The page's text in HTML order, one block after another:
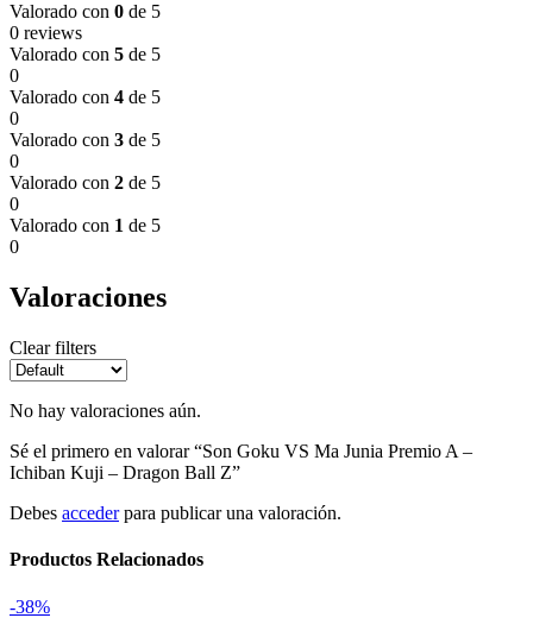
Valorado con 0 de 5
0 reviews
Valorado con 5 de 5
0
Valorado con 4 de 5
0
Valorado con 3 de 5
0
Valorado con 2 de 5
0
Valorado con 1 de 5
0
Valoraciones
Clear filters
No hay valoraciones aún.
Sé el primero en valorar “Son Goku VS Ma Junia Premio A –
Ichiban Kuji – Dragon Ball Z”
Debes accederpara publicar una valoración.
Productos Relacionados
-38%